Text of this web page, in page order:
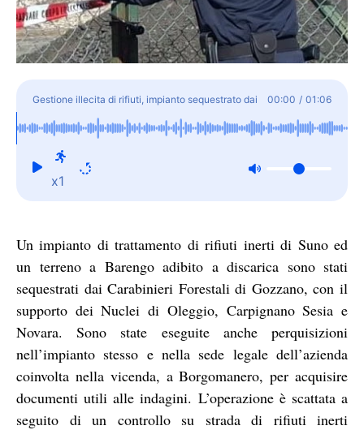
Gestione illecita di rifiuti, impianto sequestrato dai
Carabinieri Forestali
00:00 / 01:06
x1
Un impianto di trattamento di rifiuti inerti di Suno ed
un terreno a Barengo adibito a discarica sono stati
sequestrati dai Carabinieri Forestali di Gozzano, con il
supporto dei Nuclei di Oleggio, Carpignano Sesia e
Novara. Sono state eseguite anche perquisizioni
nell’impianto stesso e nella sede legale dell’azienda
coinvolta nella vicenda, a Borgomanero, per acquisire
documenti utili alle indagini. L’operazione è scattata a
seguito di un controllo su strada di rifiuti inerti